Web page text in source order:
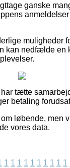
ganske
muligheder
kan nedfælde en
tætte
betaling
løbende, men
vores data.
1 1 1 1 1 1 1 1 1 1